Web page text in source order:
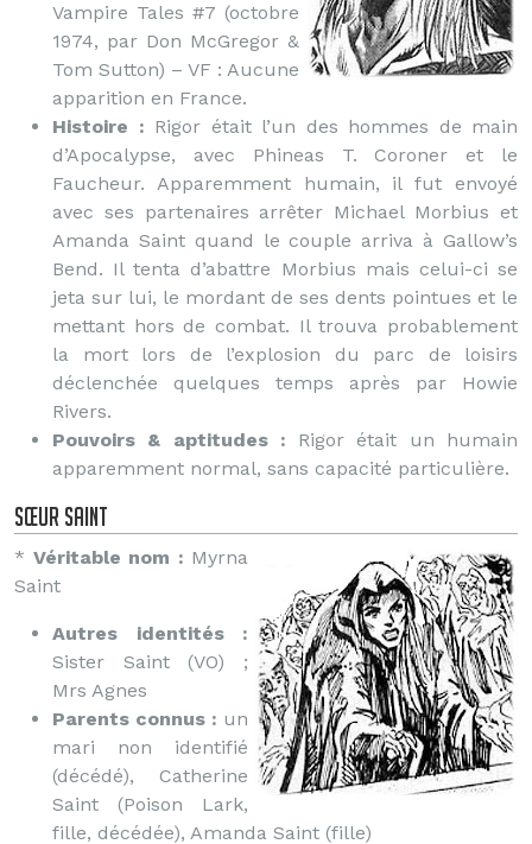
Vampire Tales #7 (octobre
1974, par Don McGregor &
Tom Sutton) – VF : Aucune
apparition en France.
Histoire : Rigor était l’un des hommes de main
d’Apocalypse, avec Phineas T. Coroner et le
Faucheur. Apparemment humain, il fut envoyé
avec ses partenaires arrêter Michael Morbius et
Amanda Saint quand le couple arriva à Gallow’s
Bend. Il tenta d’abattre Morbius mais celui-ci se
jeta sur lui, le mordant de ses dents pointues et le
mettant hors de combat. Il trouva probablement
la mort lors de l’explosion du parc de loisirs
déclenchée quelques temps après par Howie
Rivers.
Pouvoirs & aptitudes : Rigor était un humain
apparemment normal, sans capacité particulière.
Sœur Saint
* Véritable nom : Myrna
Saint
Autres identités :
Sister Saint (VO) ;
Mrs Agnes
Parents connus : un
mari non identifié
(décédé), Catherine
Saint (Poison Lark,
fille, décédée), Amanda Saint (fille)